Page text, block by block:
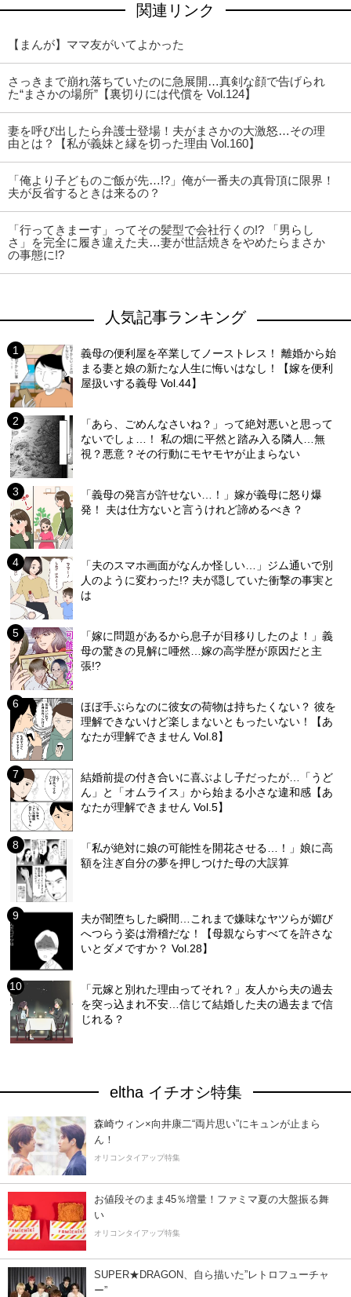
関連リンク
【まんが】ママ友がいてよかった
さっきまで崩れ落ちていたのに急展開…真剣な顔で告げられ
た“まさかの場所”【裏切りには代償を Vol.124】
妻を呼び出したら弁護士登場！夫がまさかの大激怒…その理
由とは？【私が義妹と縁を切った理由 Vol.160】
「俺より子どものご飯が先…!?」俺が一番夫の真骨頂に限界！
夫が反省するときは来るの？
「行ってきまーす」ってその髪型で会社行くの!? 「男らし
さ」を完全に履き違えた夫…妻が世話焼きをやめたらまさか
の事態に!?
人気記事ランキング
義母の便利屋を卒業してノーストレス！ 離婚から始
まる妻と娘の新たな人生に悔いはなし！【嫁を便利
屋扱いする義母 Vol.44】
「あら、ごめんなさいね？」って絶対悪いと思って
ないでしょ…！ 私の畑に平然と踏み入る隣人…無
視？悪意？その行動にモヤモヤが止まらない
「義母の発言が許せない…！」嫁が義母に怒り爆
発！ 夫は仕方ないと言うけれど諦めるべき？
「夫のスマホ画面がなんか怪しい…」ジム通いで別
人のように変わった!? 夫が隠していた衝撃の事実と
は
「嫁に問題があるから息子が目移りしたのよ！」義
母の驚きの見解に唖然…嫁の高学歴が原因だと主
張!?
ほぼ手ぶらなのに彼女の荷物は持ちたくない？ 彼を
理解できないけど楽しまないともったいない！【あ
なたが理解できません Vol.8】
結婚前提の付き合いに喜ぶよし子だったが…「うど
ん」と「オムライス」から始まる小さな違和感【あ
なたが理解できません Vol.5】
「私が絶対に娘の可能性を開花させる…！」娘に高
額を注ぎ自分の夢を押しつけた母の大誤算
夫が闇堕ちした瞬間…これまで嫌味なヤツらが媚び
へつらう姿は滑稽だな！【母親ならすべてを許さな
いとダメですか？ Vol.28】
「元嫁と別れた理由ってそれ？」友人から夫の過去
を突っ込まれ不安…信じて結婚した夫の過去まで信
じれる？
eltha イチオシ特集
森崎ウィン×向井康二“両片思い”にキュンが止まら
ん！
オリコンタイアップ特集
お値段そのまま45％増量！ファミマ夏の大盤振る舞
い
オリコンタイアップ特集
SUPER★DRAGON、自ら描いた”レトロフューチャ
ー”